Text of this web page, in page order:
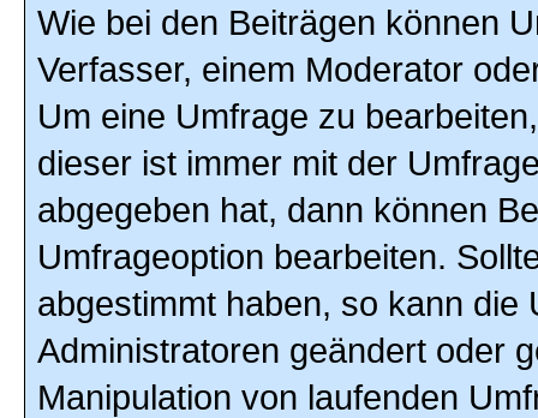
Wie bei den Beiträgen können
Verfasser, einem Moderator
Um eine Umfrage zu
dieser ist immer mit der
abgegeben hat, dann können
Umfrageoption bearbeiten.
abgestimmt haben, so kann
Administratoren geändert oder
Manipulation von laufenden